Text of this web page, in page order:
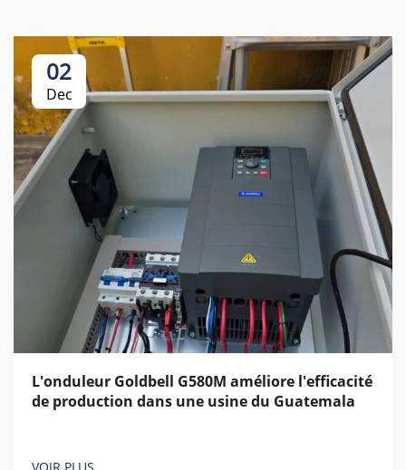
02
Dec
L'onduleur Goldbell G580M améliore l'efficacité
de production dans une usine du Guatemala